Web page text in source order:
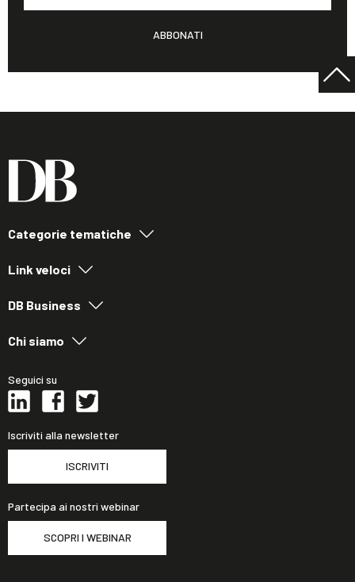
ABBONATI
Categorie tematiche
Link veloci
DB Business
Chi siamo
Seguici su
Iscriviti alla newsletter
ISCRIVITI
Partecipa ai nostri webinar
SCOPRI I WEBINAR